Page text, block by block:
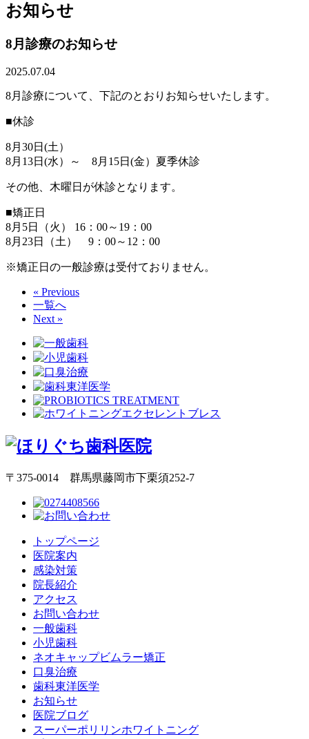
お知らせ
8月診療のお知らせ
2025.07.04
8月診療について、下記のとおりお知らせいたします。
■休診
8月30日(土）
8月13日(水）～ 8月15日(金）夏季休診
その他、木曜日が休診となります。
■矯正日
8月5日（火） 16：00～19：00
8月23日（土） 9：00～12：00
※矯正日の一般診療は受付ておりません。
« Previous
一覧へ
Next »
〒375-0014 群馬県藤岡市下栗須252-7
トップページ
医院案内
感染対策
院長紹介
アクセス
お問い合わせ
一般歯科
小児歯科
ネオキャップビムラー矯正
口臭治療
歯科東洋医学
お知らせ
医院ブログ
スーパーポリリンホワイトニング